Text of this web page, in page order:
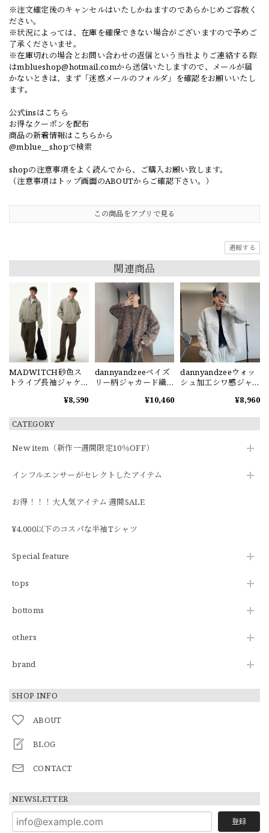
CATEGORY
New item（新作一週間限定10％OFF）
インフルエンサーがセレクトしたアイテム
お得！！！大人気アイテム 週間SALE
¥4,000以下のコスパな半袖Tシャツ
Special feature
tops
bottoms
others
brand
SHOP INFO
ABOUT
BLOG
CONTACT
NEWSLETTER
登録
※注文確定後のキャンセルはいたしかねますのであらかじめご容赦く
ださい。
※状況によっては、在庫を確保できない場合がございますので予めご
了承くださいませ。
※在庫切れの場合とお問い合わせの返信という当社よりご連絡する際
はmblueshop@hotmail.comから送信いたしますので、メールが届
かないときは、まず「迷惑メールのフォルダ」を確認をお願いいたし
ます。
公式insはこちら
お得なクーポンを配布
商品の新着情報はこちらから
@mblue__shopで検索
shopの注意事項をよく読んでから、ご購入お願い致します。
（注意事項はトップ画面のABOUTからご確認下さい。）
この商品をアプリで見る
通報する
関連商品
MADWITCH砂色ス
トライプ長袖ジャケ
¥8,590
dannyandzeeペイズ
リー柄ジャカード織
¥10,460
dannyandzeeウォッ
シュ加工シワ感ジャ
¥8,960